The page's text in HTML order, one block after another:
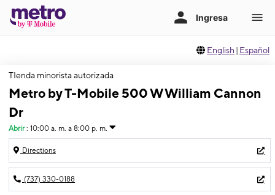
English | Español
TIenda minorista autorizada
Metro by T-Mobile 500 W William Cannon
Dr
Abrir : 10:00 a. m. a 8:00 p. m.
Directions
(737) 330-0188